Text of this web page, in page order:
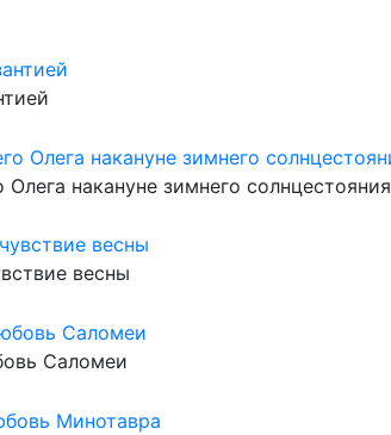
накануне зимнего солнцестояния
весны
Саломеи